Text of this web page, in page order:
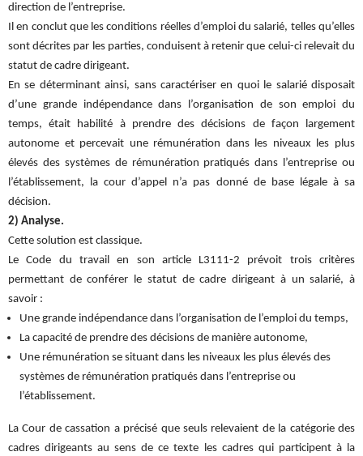
direction de l’entreprise.
Il en conclut que les conditions réelles d’emploi du salarié, telles qu’elles
sont décrites par les parties, conduisent à retenir que celui-ci relevait du
statut de cadre dirigeant.
En se déterminant ainsi, sans caractériser en quoi le salarié disposait
d’une grande indépendance dans l’organisation de son emploi du
temps, était habilité à prendre des décisions de façon largement
autonome et percevait une rémunération dans les niveaux les plus
élevés des systèmes de rémunération pratiqués dans l’entreprise ou
l’établissement, la cour d’appel n’a pas donné de base légale à sa
décision.
2) Analyse.
Cette solution est classique.
Le Code du travail en son article L3111-2 prévoit trois critères
permettant de conférer le statut de cadre dirigeant à un salarié, à
savoir :
Une grande indépendance dans l’organisation de l’emploi du temps,
La capacité de prendre des décisions de manière autonome,
Une rémunération se situant dans les niveaux les plus élevés des
systèmes de rémunération pratiqués dans l’entreprise ou
l’établissement.
La Cour de cassation a précisé que seuls relevaient de la catégorie des
cadres dirigeants au sens de ce texte les cadres qui participent à la